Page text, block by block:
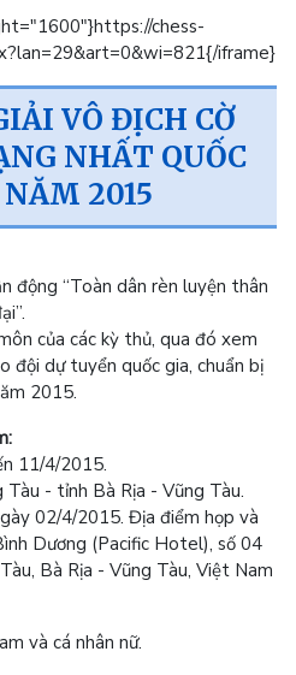
chess-
iframe}
VÔ ĐỊCH CỜ
NHẤT QUỐC
2015
động “Toàn dân rèn luyện thân
của các kỳ thủ, qua đó xem
đội dự tuyển quốc gia, chuẩn bị
2015.
11/4/2015.
- tỉnh Bà Rịa - Vũng Tàu.
02/4/2015. Địa điểm họp và
Dương (Pacific Hotel), số 04
Bà Rịa - Vũng Tàu, Việt Nam
và cá nhân nữ.